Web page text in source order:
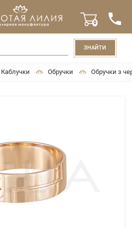
0
ЗНАЙТИ
Каблучки Обручки Обручки з